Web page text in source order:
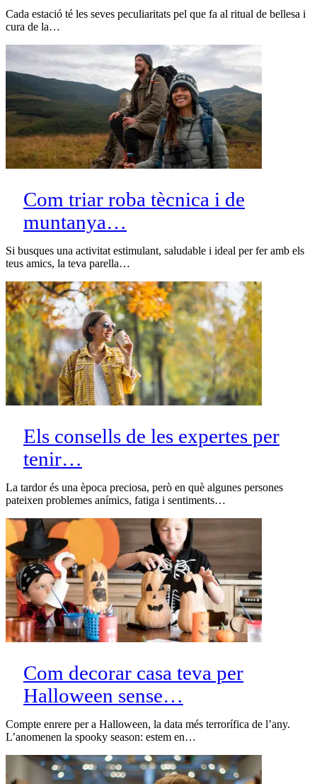
Cada estació té les seves peculiaritats pel que fa al ritual de bellesa i
cura de la…
Com triar roba tècnica i de
muntanya…
Si busques una activitat estimulant, saludable i ideal per fer amb els
teus amics, la teva parella…
Els consells de les expertes per
tenir…
La tardor és una època preciosa, però en què algunes persones
pateixen problemes anímics, fatiga i sentiments…
Com decorar casa teva per
Halloween sense…
Compte enrere per a Halloween, la data més terrorífica de l’any.
L’anomenen la spooky season: estem en…